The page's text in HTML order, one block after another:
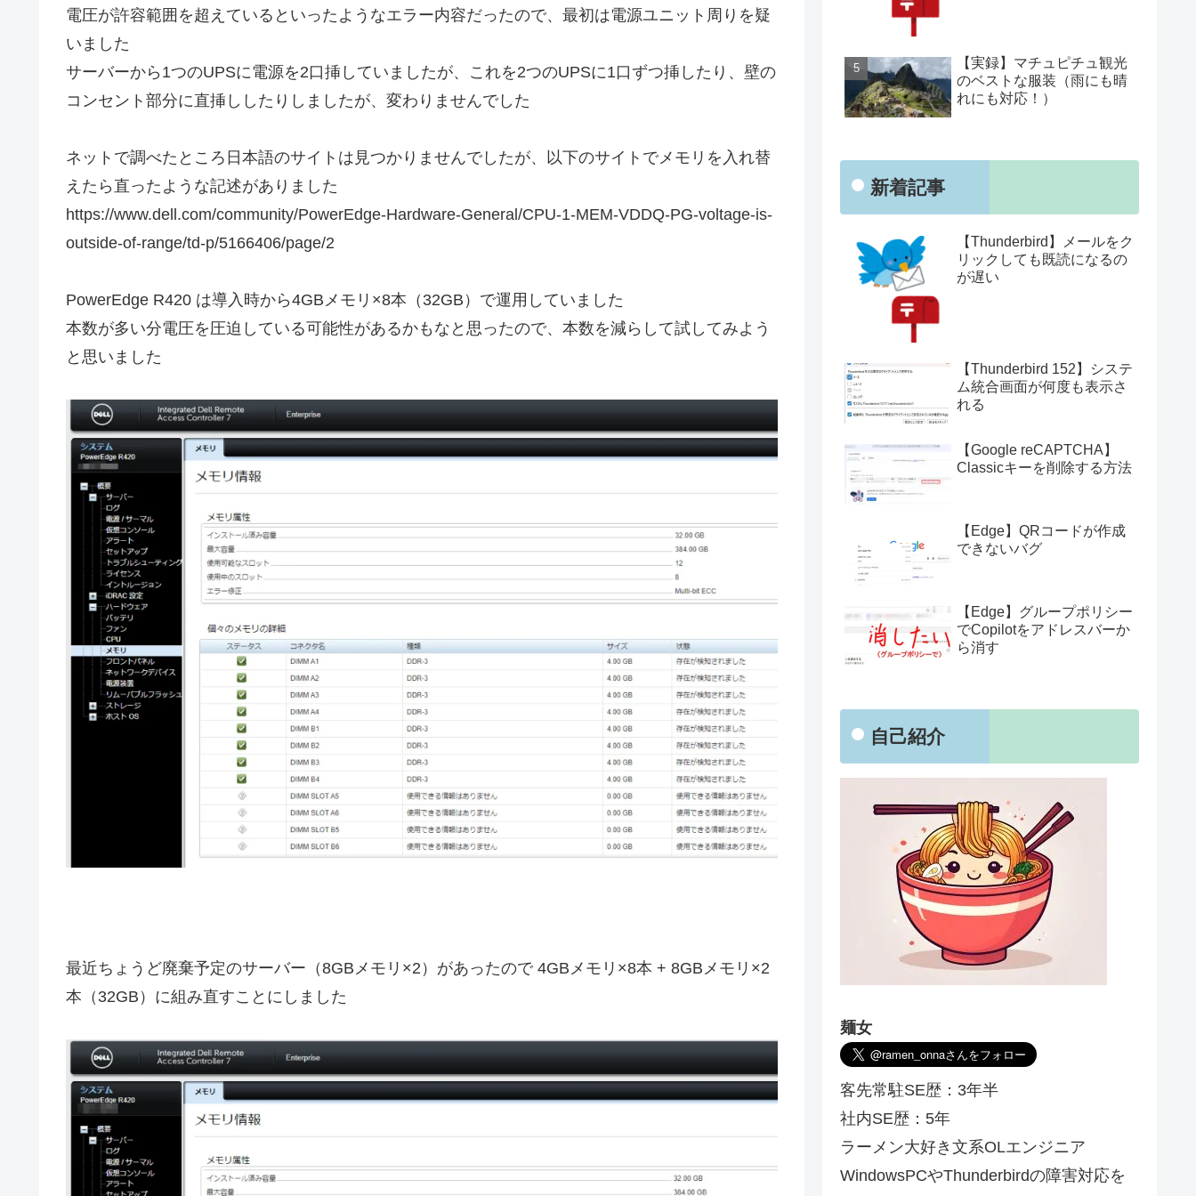
電圧が許容範囲を超えているといったようなエラー内容だったので、最初は電源ユニット周りを疑
いました
サーバーから1つのUPSに電源を2口挿していましたが、これを2つのUPSに1口ずつ挿したり、壁の
コンセント部分に直挿ししたりしましたが、変わりませんでした
ネットで調べたところ日本語のサイトは見つかりませんでしたが、以下のサイトでメモリを入れ替
えたら直ったような記述がありました
https://www.dell.com/community/PowerEdge-Hardware-General/CPU-1-MEM-VDDQ-PG-voltage-is-
outside-of-range/td-p/5166406/page/2
PowerEdge R420 は導入時から4GBメモリ×8本（32GB）で運用していました
本数が多い分電圧を圧迫している可能性があるかもなと思ったので、本数を減らして試してみよう
と思いました
最近ちょうど廃棄予定のサーバー（8GBメモリ×2）があったので 4GBメモリ×8本 + 8GBメモリ×2
本（32GB）に組み直すことにしました
【実録】マチュピチュ観光
のベストな服装（雨にも晴
れにも対応！）
新着記事
【Thunderbird】メールをク
リックしても既読になるの
が遅い
【Thunderbird 152】システ
ム統合画面が何度も表示さ
れる
【Google reCAPTCHA】
Classicキーを削除する方法
【Edge】QRコードが作成
できないバグ
【Edge】グループポリシー
でCopilotをアドレスバーか
ら消す
自己紹介
麺女
客先常駐SE歴：3年半
社内SE歴：5年
ラーメン大好き文系OLエンジニア
WindowsPCやThunderbirdの障害対応を